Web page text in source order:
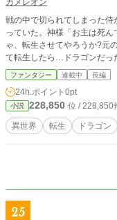
カメレオン
戦の中で切られてしまった
っていた。神様「お主は死
ゃ、転生させてやろうか?元
て転生したら…ドラゴンだっ
ファンタジー 連載中 長編
24h.ポイント 0pt
小説 228,850 位 / 228,850
異世界 転生 ドラゴン
25